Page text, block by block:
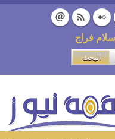
إسلام فراج